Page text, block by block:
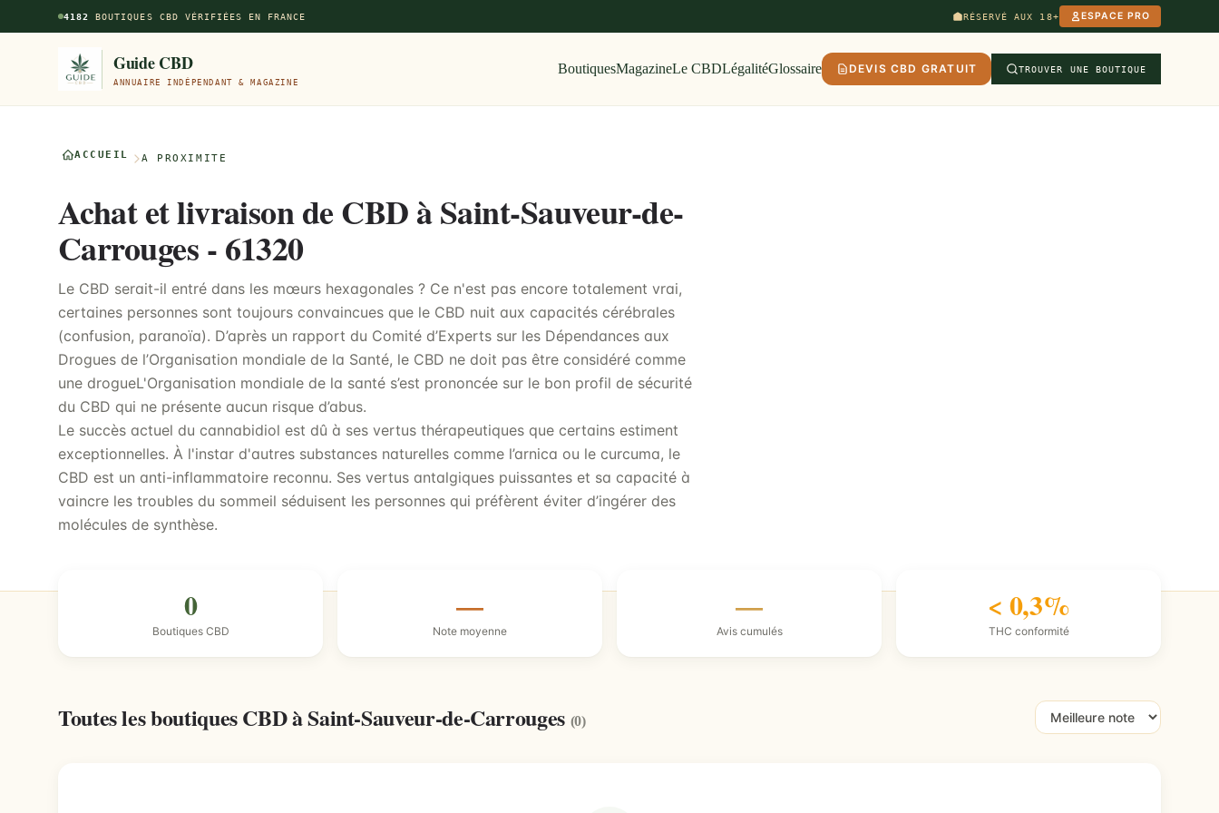
Aller au contenu principal
4182 BOUTIQUES CBD VÉRIFIÉES EN FRANCE RÉSERVÉ AUX 18+ ESPACE PRO
Guide CBD
ANNUAIRE INDÉPENDANT & MAGAZINE
BoutiquesMagazineLe CBDLégalitéGlossaire DEVIS CBD GRATUIT TROUVER UNE BOUTIQUE
ACCUEIL À PROXIMITÉ
Achat et livraison de CBD à Saint-Sauveur-de-
Carrouges - 61320
Le CBD serait-il entré dans les mœurs hexagonales ? Ce n'est pas encore totalement vrai,
certaines personnes sont toujours convaincues que le CBD nuit aux capacités cérébrales
(confusion, paranoïa). D’après un rapport du Comité d’Experts sur les Dépendances aux
Drogues de l’Organisation mondiale de la Santé, le CBD ne doit pas être considéré comme
une drogueL'Organisation mondiale de la santé s’est prononcée sur le bon profil de sécurité
du CBD qui ne présente aucun risque d’abus.
Le succès actuel du cannabidiol est dû à ses vertus thérapeutiques que certains estiment
exceptionnelles. À l'instar d'autres substances naturelles comme l’arnica ou le curcuma, le
CBD est un anti-inflammatoire reconnu. Ses vertus antalgiques puissantes et sa capacité à
vaincre les troubles du sommeil séduisent les personnes qui préfèrent éviter d’ingérer des
molécules de synthèse.
0
Boutiques CBD
—
Note moyenne
—
Avis cumulés
< 0,3%
THC conformité
Toutes les boutiques CBD à Saint-Sauveur-de-Carrouges (0)